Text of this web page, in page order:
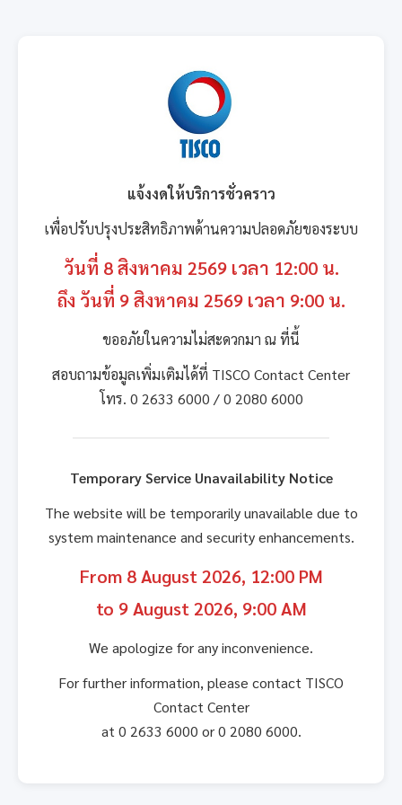
แจ้งงดให้บริการชั่วคราว
เพื่อปรับปรุงประสิทธิภาพด้านความปลอดภัยของระบบ
วันที่ 8 สิงหาคม 2569 เวลา 12:00 น.
ถึง วันที่ 9 สิงหาคม 2569 เวลา 9:00 น.
ขออภัยในความไม่สะดวกมา ณ ที่นี้
สอบถามข้อมูลเพิ่มเติมได้ที่ TISCO Contact Center
โทร. 0 2633 6000 / 0 2080 6000
Temporary Service Unavailability Notice
The website will be temporarily unavailable due to
system maintenance and security enhancements.
From 8 August 2026, 12:00 PM
to 9 August 2026, 9:00 AM
We apologize for any inconvenience.
For further information, please contact TISCO
Contact Center
at 0 2633 6000 or 0 2080 6000.